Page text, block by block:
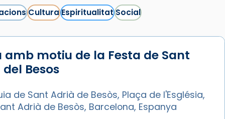
CulturaEspiritualitatSocial
amb motiu de la Festa de Sant
Besos
de Sant Adrià de Besòs, Plaça de l'Església,
Adrià de Besòs, Barcelona, Espanya